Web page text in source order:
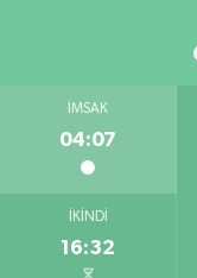
İMSAK
04:07
İKINDI
16:32